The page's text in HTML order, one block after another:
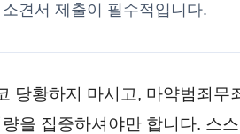
견서 제출이 필수적입니다.
당황하지 마시고, 마약범죄무
을 집중하셔야만 합니다. 스